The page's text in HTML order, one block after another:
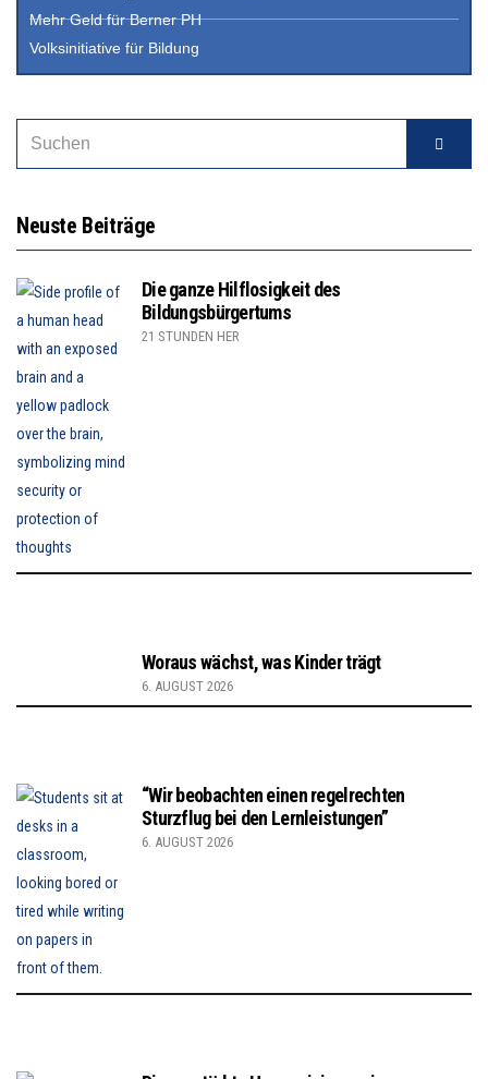
Mehr Geld für Berner PH
Volksinitiative für Bildung
Neuste Beiträge
Die ganze Hilflosigkeit des
Bildungsbürgertums
21 STUNDEN HER
Woraus wächst, was Kinder trägt
6. AUGUST 2026
“Wir beobachten einen regelrechten
Sturzflug bei den Lernleistungen”
6. AUGUST 2026